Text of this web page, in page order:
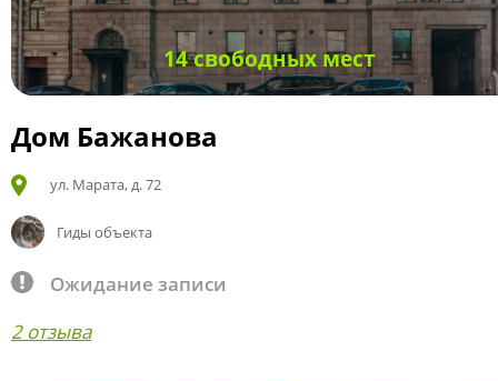
14 свободных мест
Дом Бажанова
ул. Марата, д. 72
Гиды объекта
Ожидание записи
2 отзыва